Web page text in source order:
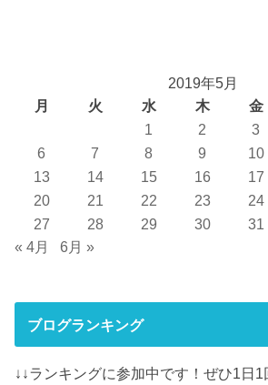
2019年5月
月
火 水 木 金
1
2 3
6
7 8 9 10
13
14 15 16 17
20
21 22 23 24
27
28 29 30
31
« 4月
6月 »
ブログランキング
↓↓ランキングに参加中です！ぜひ1日1